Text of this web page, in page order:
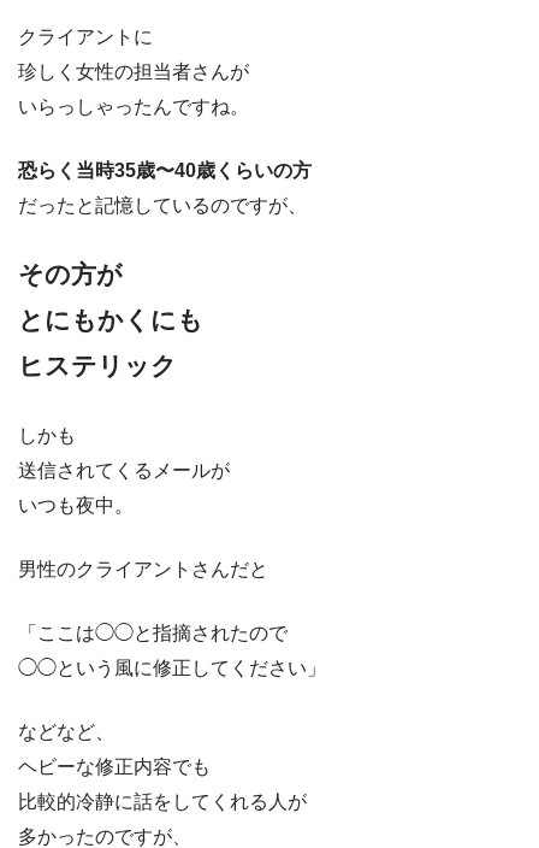
クライアントに
珍しく女性の担当者さんが
いらっしゃったんですね。
恐らく当時35歳〜40歳くらいの方
だったと記憶しているのですが、
その方が
とにもかくにも
ヒステリック
しかも
送信されてくるメールが
いつも夜中。
男性のクライアントさんだと
「ここは◯◯と指摘されたので
◯◯という風に修正してください」
などなど、
ヘビーな修正内容でも
比較的冷静に話をしてくれる人が
多かったのですが、